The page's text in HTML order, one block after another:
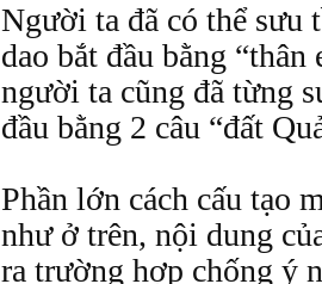
Người ta đã có thể sưu
dao bắt đầu bằng
người ta cũng đã từng
đầu bằng 2 câu “đất
Phần lớn cách cấu tạo
như ở trên, nội dung
ra trường hợp chống ý